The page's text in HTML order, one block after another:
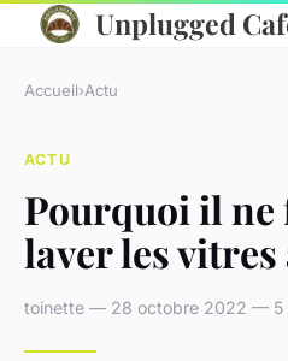
Unplugged
Accueil›Actu
ACTU
Pourquoi il ne
laver les vitres
toinette — 28 octobre 2022 — 5